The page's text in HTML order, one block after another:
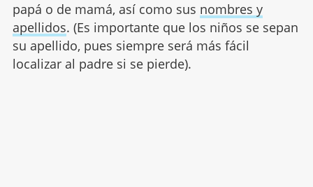
papá o de mamá, así como sus nombres y
apellidos. (Es importante que los niños se sepan
su apellido, pues siempre será más fácil
localizar al padre si se pierde).